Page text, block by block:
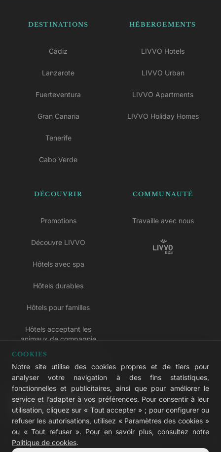
DESTINATIONS
Cádiz
Lanzarote
Fuerteventura
Gran Canaria
Tenerife
Cabo Verde
HÉBERGEMENTS
LIVVO Hotels
LIVVO Urban
LIVVO Apartments
LIVVO Holiday Homes
DÉCOUVRIR
Promotions
Découvre LIVVO
Hôtels avec spa
Hôtels durables
Hôtels pour familles
Hôtels acceptant les
animaux de compagnie
Hôtels tout compris
LIVVO Plus
COMMUNAUTÉ
Travaille avec nous
COOKIES
Notre site utilise des cookies propres et de tiers pour
analyser votre navigation à des fins statistiques,
fonctionnelles et publicitaires, ainsi que pour améliorer le
service et l’adapter à vos préférences. Pour consentir à leur
utilisation, cliquez sur « Tout accepter » ; pour configurer ou
refuser les autorisations, utilisez « Paramètres des cookies »
ou « Tout refuser ». Pour en savoir plus, consultez notre
Politique de cookies.